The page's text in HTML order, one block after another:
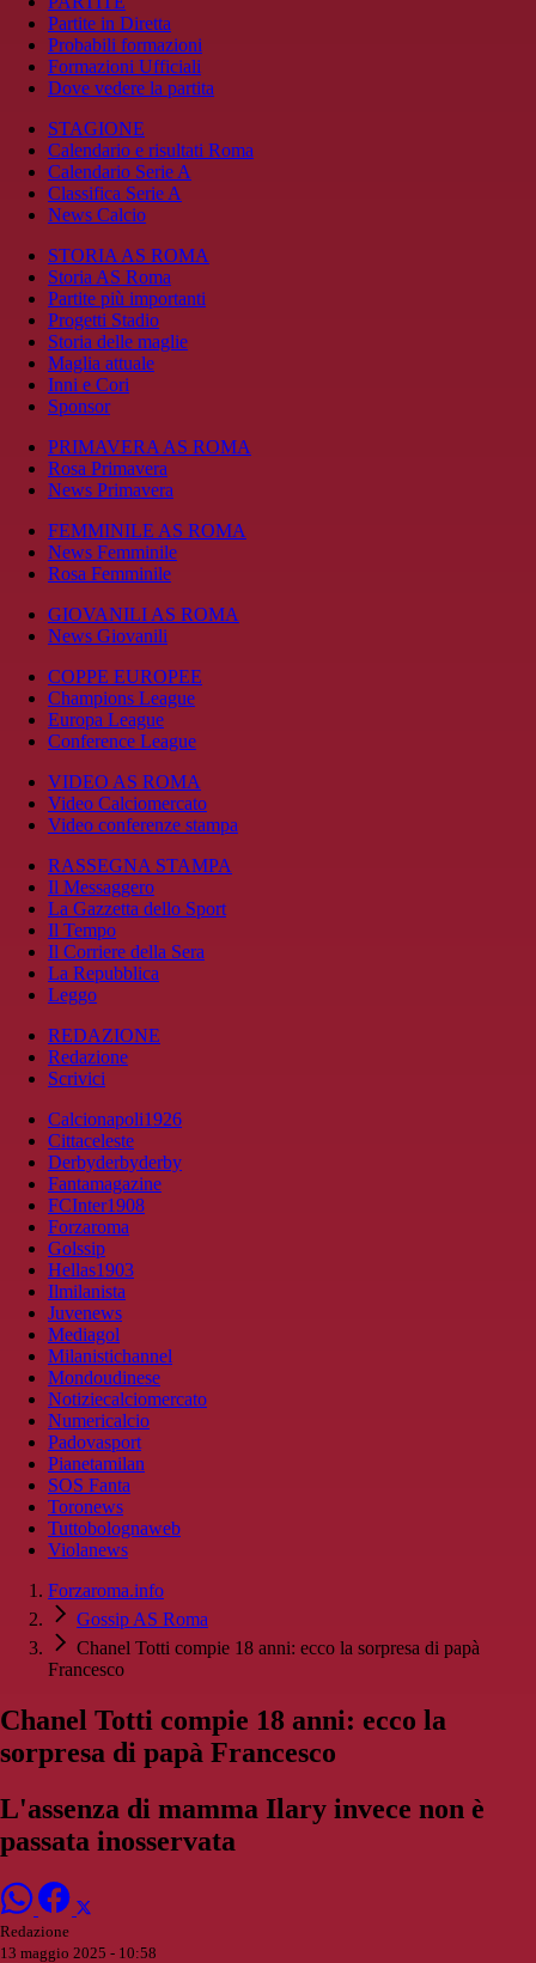
Partite in Diretta
Probabili formazioni
Formazioni Ufficiali
Dove vedere la partita
STAGIONE
Calendario e risultati Roma
Calendario Serie A
Classifica Serie A
News Calcio
STORIA AS ROMA
Storia AS Roma
Partite più importanti
Progetti Stadio
Storia delle maglie
Maglia attuale
Inni e Cori
Sponsor
PRIMAVERA AS ROMA
Rosa Primavera
News Primavera
FEMMINILE AS ROMA
News Femminile
Rosa Femminile
GIOVANILI AS ROMA
News Giovanili
COPPE EUROPEE
Champions League
Europa League
Conference League
VIDEO AS ROMA
Video Calciomercato
Video conferenze stampa
RASSEGNA STAMPA
Il Messaggero
La Gazzetta dello Sport
Il Tempo
Il Corriere della Sera
La Repubblica
Leggo
REDAZIONE
Redazione
Scrivici
Calcionapoli1926
Cittaceleste
Derbyderbyderby
Fantamagazine
FCInter1908
Forzaroma
Golssip
Hellas1903
Ilmilanista
Juvenews
Mediagol
Milanistichannel
Mondoudinese
Notiziecalciomercato
Numericalcio
Padovasport
Pianetamilan
SOS Fanta
Toronews
Tuttobolognaweb
Violanews
Forzaroma.info
Gossip AS Roma
Chanel Totti compie 18 anni: ecco la sorpresa di papà
Francesco
Chanel Totti compie 18 anni: ecco la
sorpresa di papà Francesco
L'assenza di mamma Ilary invece non è
passata inosservata
Redazione
13 maggio 2025 - 10:58